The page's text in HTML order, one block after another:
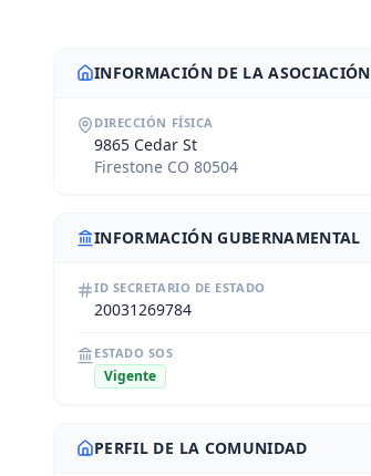
INFORMACIÓN DE LA ASOCIACIÓN
DIRECCIÓN FÍSICA
9865 Cedar St
Firestone CO 80504
INFORMACIÓN GUBERNAMENTAL
ID SECRETARIO DE ESTADO
20031269784
ESTADO SOS
Vigente
PERFIL DE LA COMUNIDAD